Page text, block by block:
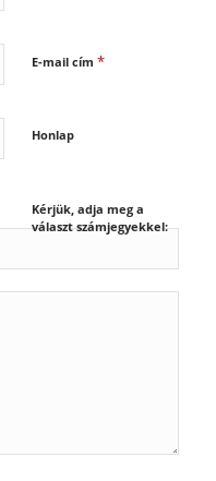
E-mail cím *
Honlap
Kérjük, adja meg a
választ számjegyekkel: